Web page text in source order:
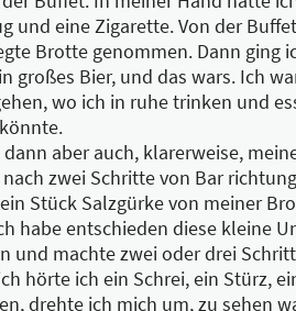
und eine Zigarette. Von der
Brotte genommen. Dann ging
großes Bier, und das wars. Ich
wo ich in ruhe trinken und
aber auch, klarerweise,
zwei Schritte von Bar
Stück Salzgürke von meiner
habe entschieden diese kleine
und machte zwei oder drei
hörte ich ein Schrei, ein Stürz,
drehte ich mich um, zu sehen